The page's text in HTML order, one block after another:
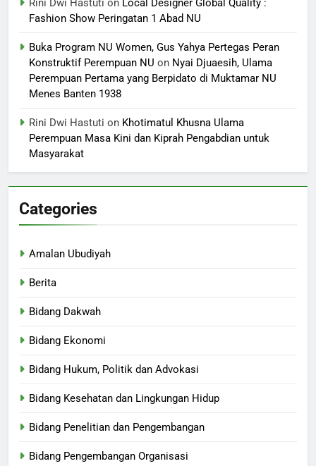
Rini Dwi Hastuti on Local Designer Global Quality :
Fashion Show Peringatan 1 Abad NU
Buka Program NU Women, Gus Yahya Pertegas Peran
Konstruktif Perempuan NU on Nyai Djuaesih, Ulama
Perempuan Pertama yang Berpidato di Muktamar NU
Menes Banten 1938
Rini Dwi Hastuti on Khotimatul Khusna Ulama
Perempuan Masa Kini dan Kiprah Pengabdian untuk
Masyarakat
Categories
Amalan Ubudiyah
Berita
Bidang Dakwah
Bidang Ekonomi
Bidang Hukum, Politik dan Advokasi
Bidang Kesehatan dan Lingkungan Hidup
Bidang Penelitian dan Pengembangan
Bidang Pengembangan Organisasi